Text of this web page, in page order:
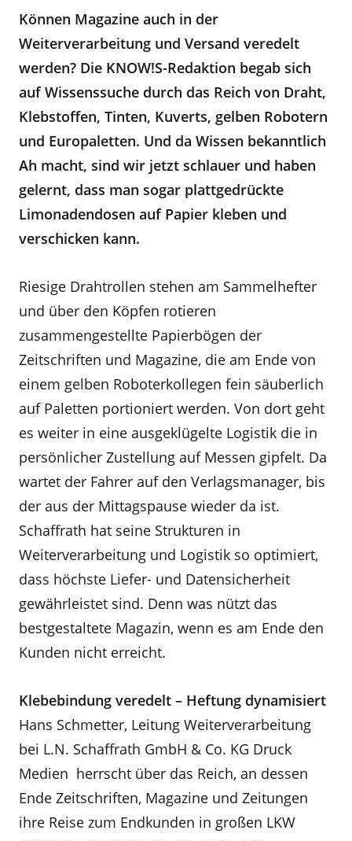
Können Magazine auch in der
Weiterverarbeitung und Versand veredelt
werden? Die KNOW!S-Redaktion begab sich
auf Wissenssuche durch das Reich von Draht,
Klebstoffen, Tinten, Kuverts, gelben Robotern
und Europaletten. Und da Wissen bekanntlich
Ah macht, sind wir jetzt schlauer und haben
gelernt, dass man sogar plattgedrückte
Limonadendosen auf Papier kleben und
verschicken kann.
Riesige Drahtrollen stehen am Sammelhefter
und über den Köpfen rotieren
zusammengestellte Papierbögen der
Zeitschriften und Magazine, die am Ende von
einem gelben Roboterkollegen fein säuberlich
auf Paletten portioniert werden. Von dort geht
es weiter in eine ausgeklügelte Logistik die in
persönlicher Zustellung auf Messen gipfelt. Da
wartet der Fahrer auf den Verlagsmanager, bis
der aus der Mittagspause wieder da ist.
Schaffrath hat seine Strukturen in
Weiterverarbeitung und Logistik so optimiert,
dass höchste Liefer- und Datensicherheit
gewährleistet sind. Denn was nützt das
bestgestaltete Magazin, wenn es am Ende den
Kunden nicht erreicht.
Klebebindung veredelt – Heftung dynamisiert
Hans Schmetter, Leitung Weiterverarbeitung
bei L.N. Schaffrath GmbH & Co. KG Druck
Medien herrscht über das Reich, an dessen
Ende Zeitschriften, Magazine und Zeitungen
ihre Reise zum Endkunden in großen LKW